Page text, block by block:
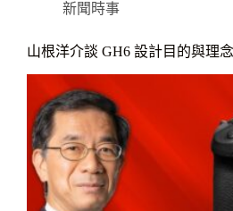
新聞時事
山根洋介談 GH6 設計目的與理念